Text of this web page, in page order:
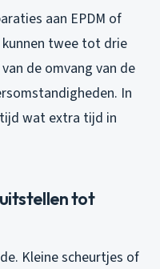
aan EPDM of
twee tot drie
de omvang van de
In
wat extra tijd in
tot
Kleine scheurtjes of